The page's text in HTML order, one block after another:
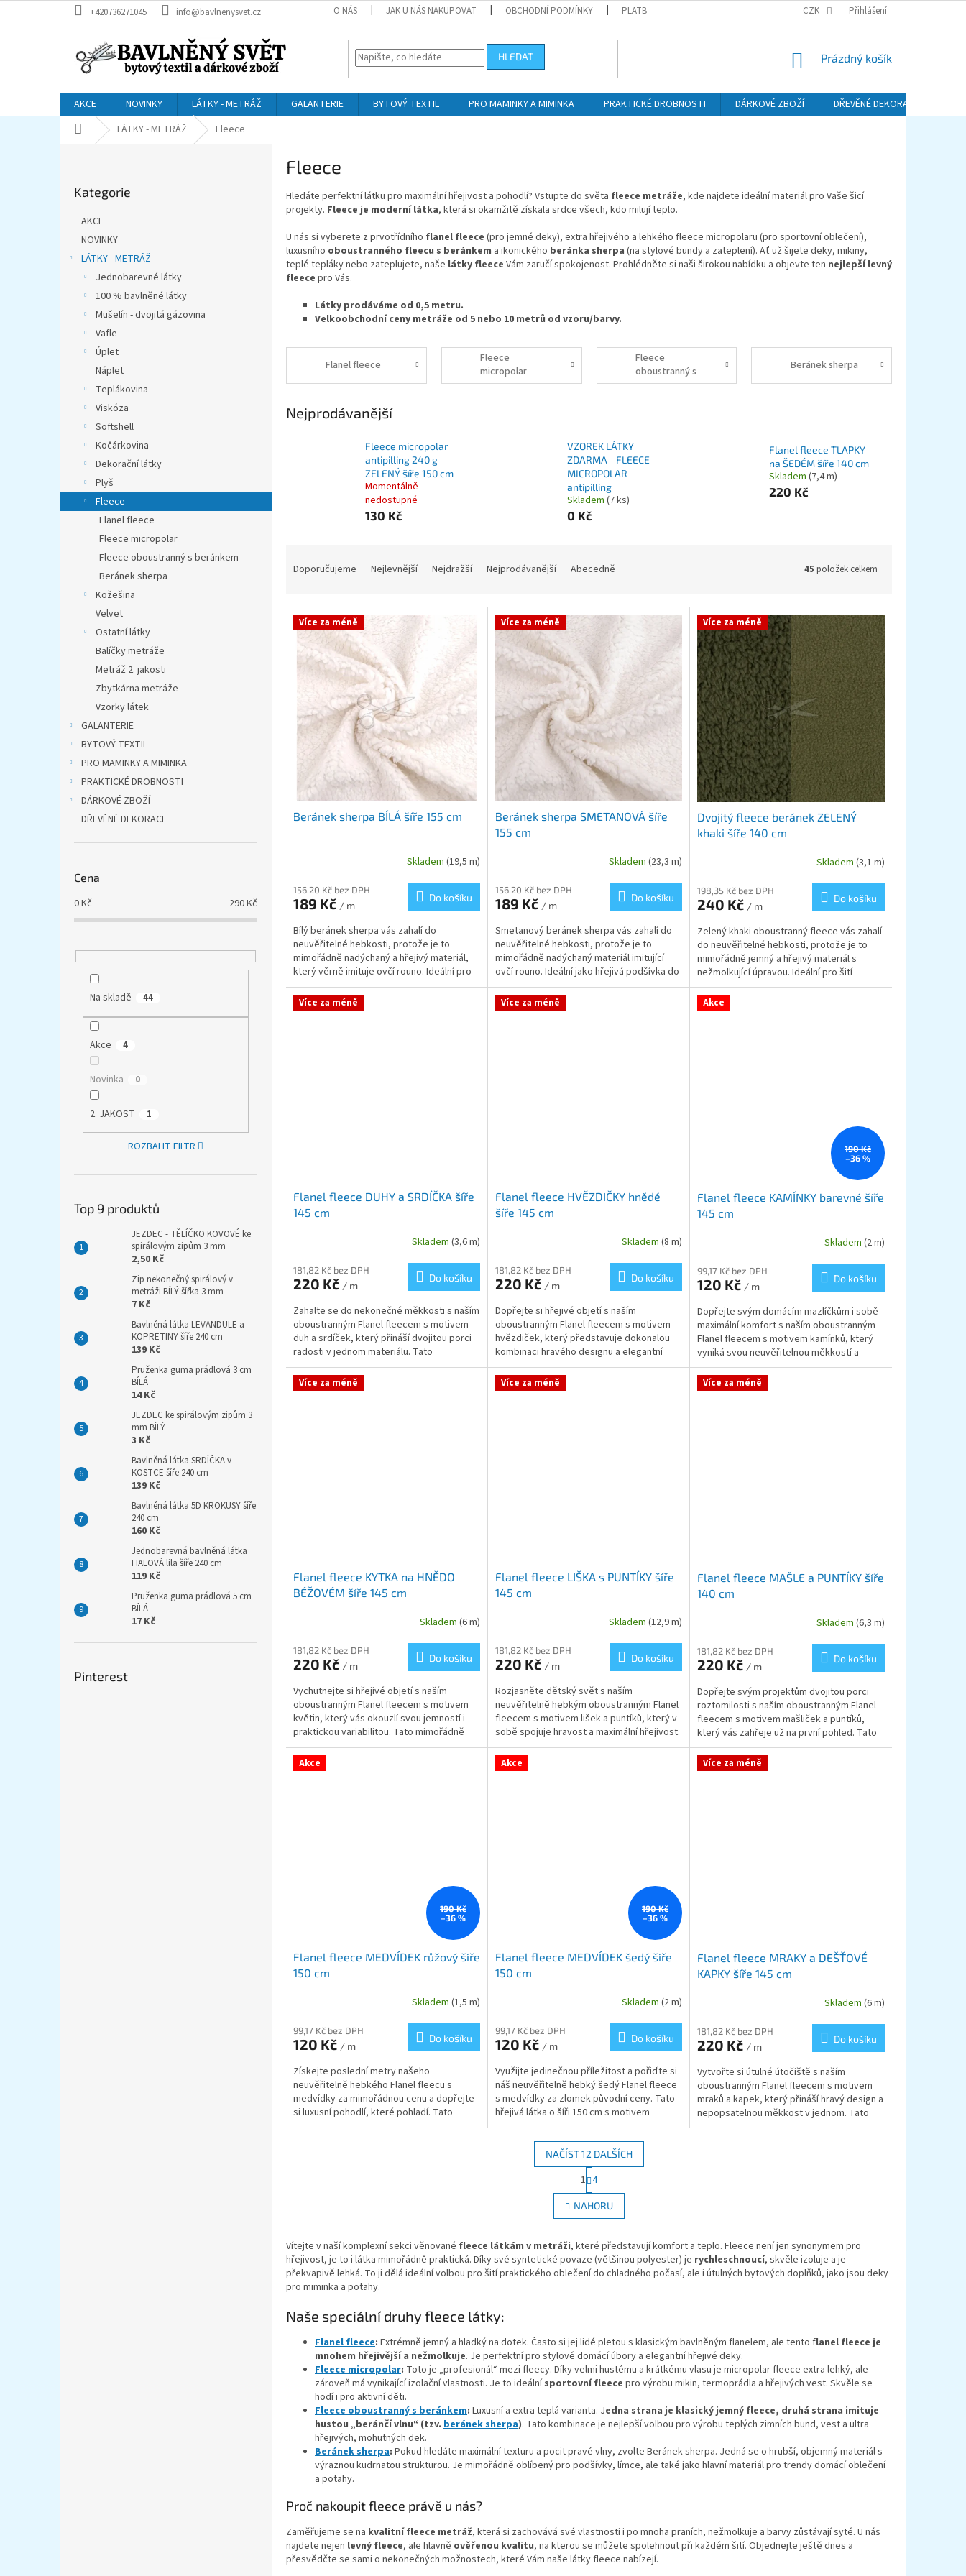
na
+420736271045 info@bavlnenysvet.cz O NÁS JAK U NÁS NAKUPOVAT OBCHODNÍ PODMÍNKY PLATBA A DOPRAVA PODMÍNKY OCHRANY OSOBNÍCH ÚDAJŮ (GDPR)
CZK Přihlášení
HLEDAT
NÁKUPNÍ
Prázdný košík
AKCE NOVINKY LÁTKY - METRÁŽ GALANTERIE BYTOVÝ TEXTIL PRO MAMINKY A MIMINKA PRAKTICKÉ DROBNOSTI DÁRKOVÉ ZBOŽÍ DŘEVĚNÉ DEKORACE
Domů LÁTKY - METRÁŽ Fleece
kategorie
Kategorie
AKCE
NOVINKY
LÁTKY - METRÁŽ
Jednobarevné látky
100 % bavlněné látky
Mušelín - dvojitá gázovina
Vafle
Úplet
Náplet
Teplákovina
Viskóza
Softshell
Kočárkovina
Dekorační látky
Plyš
Fleece
Flanel fleece
Fleece micropolar
Fleece oboustranný s beránkem
Beránek sherpa
Kožešina
Velvet
Ostatní látky
Balíčky metráže
Metráž 2. jakosti
Zbytkárna metráže
Vzorky látek
GALANTERIE
BYTOVÝ TEXTIL
PRO MAMINKY A MIMINKA
PRAKTICKÉ DROBNOSTI
DÁRKOVÉ ZBOŽÍ
DŘEVĚNÉ DEKORACE
Cena
0Kč 290Kč
Na skladě 44
Akce 4
Novinka 0
2. JAKOST 1
ROZBALIT FILTR
Top 9 produktů
JEZDEC - TĚLÍČKO KOVOVÉ ke
spirálovým zipům 3 mm
2,50 Kč
Zip nekonečný spirálový v
metráži BÍLÝ šířka 3 mm
7 Kč
Bavlněná látka LEVANDULE a
KOPRETINY šíře 240 cm
139 Kč
Pruženka guma prádlová 3 cm
BÍLÁ
14 Kč
JEZDEC ke spirálovým zipům 3
mm BÍLÝ
3 Kč
Bavlněná látka SRDÍČKA v
KOSTCE šíře 240 cm
139 Kč
Bavlněná látka 5D KROKUSY šíře
240 cm
160 Kč
Jednobarevná bavlněná látka
FIALOVÁ lila šíře 240 cm
119 Kč
Pruženka guma prádlová 5 cm
BÍLÁ
17 Kč
Pinterest
Fleece
Hledáte perfektní látku pro maximální hřejivost a pohodlí? Vstupte do světa fleece metráže, kde najdete ideální materiál pro Vaše šicí
projekty. Fleece je moderní látka, která si okamžitě získala srdce všech, kdo milují teplo.
U nás si vyberete z prvotřídního flanel fleece (pro jemné deky), extra hřejivého a lehkého fleece micropolaru (pro sportovní oblečení),
luxusního oboustranného fleecu s beránkem a ikonického beránka sherpa (na stylové bundy a zateplení). Ať už šijete deky, mikiny,
teplé tepláky nebo zateplujete, naše látky fleece Vám zaručí spokojenost. Prohlédněte si naši širokou nabídku a objevte ten nejlepší levný
fleece pro Vás.
Látky prodáváme od 0,5 metru.
Velkoobchodní ceny metráže od 5 nebo 10 metrů od vzoru/barvy.
Flanel fleece
Fleece
micropolar
Fleece
oboustranný s
beránkem
Beránek sherpa
Nejprodávanější
Fleece micropolar
antipilling 240 g
ZELENÝ šíře 150 cm
Momentálně
nedostupné
130 Kč
VZOREK LÁTKY
ZDARMA - FLEECE
MICROPOLAR
antipilling
Skladem (7 ks)
0 Kč
Flanel fleece TLAPKY
na ŠEDÉM šíře 140 cm
Skladem (7,4 m)
220 Kč
n
Doporučujeme Nejlevnější Nejdražší Nejprodávanější Abecedně 45 položek celkem
V Více za méně
Beránek sherpa BÍLÁ šíře 155 cm
Skladem (19,5 m)
156,20 Kč bez DPH
189 Kč / m
Do košíku
Bílý beránek sherpa vás zahalí do
neuvěřitelné hebkosti, protože je to
mimořádně nadýchaný a hřejivý materiál,
který věrně imituje ovčí rouno. Ideální pro
šití hřejivých mikin,...
Více za méně
Beránek sherpa SMETANOVÁ šíře
155 cm
Skladem (23,3 m)
156,20 Kč bez DPH
189 Kč / m
Do košíku
Smetanový beránek sherpa vás zahalí do
neuvěřitelné hebkosti, protože je to
mimořádně nadýchaný materiál imitující
ovčí rouno. Ideální jako hřejivá podšívka do
bund nebo v...
Více za méně
Dvojitý fleece beránek ZELENÝ
khaki šíře 140 cm
Skladem (3,1 m)
198,35 Kč bez DPH
240 Kč / m
Do košíku
Zelený khaki oboustranný fleece vás zahalí
do neuvěřitelné hebkosti, protože je to
mimořádně jemný a hřejivý materiál s
nežmolkující úpravou. Ideální pro šití
odolných...
Více za méně
Flanel fleece DUHY a SRDÍČKA šíře
145 cm
Skladem (3,6 m)
181,82 Kč bez DPH
220 Kč / m
Do košíku
Zahalte se do nekonečné měkkosti s naším
oboustranným Flanel fleecem s motivem
duh a srdíček, který přináší dvojitou porci
radosti v jednom materiálu. Tato
neuvěřitelně hebká a...
Více za méně
Flanel fleece HVĚZDIČKY hnědé
šíře 145 cm
Skladem (8 m)
181,82 Kč bez DPH
220 Kč / m
Do košíku
Dopřejte si hřejivé objetí s naším
oboustranným Flanel fleecem s motivem
hvězdiček, který představuje dokonalou
kombinaci hravého designu a elegantní
střídmosti. Tato...
Akce
190 Kč
–36 %
Flanel fleece KAMÍNKY barevné šíře
145 cm
Skladem (2 m)
99,17 Kč bez DPH
120 Kč / m
Do košíku
Dopřejte svým domácím mazlíčkům i sobě
maximální komfort s naším oboustranným
Flanel fleecem s motivem kamínků, který
vyniká svou neuvěřitelnou měkkostí a
praktickým designem....
Více za méně
Flanel fleece KYTKA na HNĚDO
BÉŽOVÉM šíře 145 cm
Skladem (6 m)
181,82 Kč bez DPH
220 Kč / m
Do košíku
Vychutnejte si hřejivé objetí s naším
oboustranným Flanel fleecem s motivem
květin, který vás okouzlí svou jemností i
praktickou variabilitou. Tato mimořádně
hebká...
Více za méně
Flanel fleece LIŠKA s PUNTÍKY šíře
145 cm
Skladem (12,9 m)
181,82 Kč bez DPH
220 Kč / m
Do košíku
Rozjasněte dětský svět s naším
neuvěřitelně hebkým oboustranným Flanel
fleecem s motivem lišek a puntíků, který v
sobě spojuje hravost a maximální hřejivost.
Tato jemná látka o...
Více za méně
Flanel fleece MAŠLE a PUNTÍKY šíře
140 cm
Skladem (6,3 m)
181,82 Kč bez DPH
220 Kč / m
Do košíku
Dopřejte svým projektům dvojitou porci
roztomilosti s naším oboustranným Flanel
fleecem s motivem mašliček a puntíků,
který vás zahřeje už na první pohled. Tato
neuvěřitelně...
Akce
190 Kč
–36 %
Flanel fleece MEDVÍDEK růžový šíře
150 cm
Skladem (1,5 m)
99,17 Kč bez DPH
120 Kč / m
Do košíku
Získejte poslední metry našeho
neuvěřitelně hebkého Flanel fleecu s
medvídky za mimořádnou cenu a dopřejte
si luxusní pohodlí, které pohladí. Tato
Akce
190 Kč
–36 %
Flanel fleece MEDVÍDEK šedý šíře
150 cm
Skladem (2 m)
99,17 Kč bez DPH
120 Kč / m
Do košíku
Využijte jedinečnou příležitost a pořiďte si
náš neuvěřitelně hebký šedý Flanel fleece
s medvídky za zlomek původní ceny. Tato
hřejivá látka o šíři 150 cm s motivem
Více za méně
Flanel fleece MRAKY a DEŠŤOVÉ
KAPKY šíře 145 cm
Skladem (6 m)
181,82 Kč bez DPH
220 Kč / m
Do košíku
Vytvořte si útulné útočiště s naším
oboustranným Flanel fleecem s motivem
mraků a kapek, který přináší hravý design a
nepopsatelnou měkkost v jednom. Tato
O
v
l
d
a
c
í
k
y
v
ý
p
i
s
u
NAČÍST 12 DALŠÍCH
t
r
á
n
o
v
á
1 4
NAHORU
Vítejte v naší komplexní sekci věnované fleece látkám v metráži, které představují komfort a teplo. Fleece není jen synonymem pro
hřejivost, je to i látka mimořádně praktická. Díky své syntetické povaze (většinou polyester) je rychleschnoucí, skvěle izoluje a je
překvapivě lehká. To ji dělá ideální volbou pro šití praktického oblečení do chladného počasí, ale i útulných bytových doplňků, jako jsou deky
pro miminka a potahy.
Naše speciální druhy fleece látky:
Flanel fleece: Extrémně jemný a hladký na dotek. Často si jej lidé pletou s klasickým bavlněným flanelem, ale tento flanel fleece je
mnohem hřejivější a nežmolkuje. Je perfektní pro stylové domácí úbory a elegantní hřejivé deky.
Fleece micropolar: Toto je „profesionál“ mezi fleecy. Díky velmi hustému a krátkému vlasu je micropolar fleece extra lehký, ale
zároveň má vynikající izolační vlastnosti. Je to ideálnísportovní fleece pro výrobu mikin, termoprádla a hřejivých vest. Skvěle se
hodí i pro aktivní děti.
Fleece oboustranný s beránkem: Luxusní a extra teplá varianta. Jedna strana je klasický jemný fleece, druhá strana imituje
hustou „beránčí vlnu“ (tzv. beránek sherpa). Tato kombinace je nejlepší volbou pro výrobu teplých zimních bund, vest a ultra
hřejivých, mohutných dek.
Beránek sherpa: Pokud hledáte maximální texturu a pocit pravé vlny, zvolte Beránek sherpa. Jedná se o hrubší, objemný materiál s
výraznou kudrnatou strukturou. Je mimořádně oblíbený pro podšívky, límce, ale také jako hlavní materiál pro trendy domácí oblečení
a potahy.
Proč nakoupit fleece právě u nás?
Zaměřujeme se na kvalitní fleece metráž, která si zachovává své vlastnosti i po mnoha praních, nežmolkuje a barvy zůstávají syté. U nás
najdete nejen levný fleece, ale hlavně ověřenou kvalitu, na kterou se můžete spolehnout při každém šití. Objednejte ještě dnes a
přesvědčte se sami o nekonečných možnostech, které Vám naše látky fleece nabízejí.